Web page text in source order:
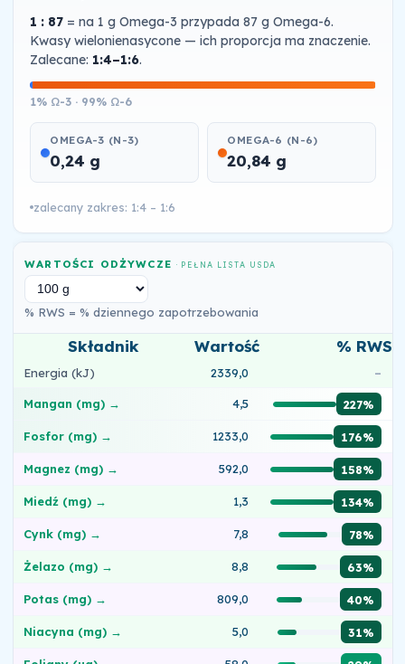
1 : 87= na 1 g Omega-3 przypada 87 g Omega-6.
Kwasy wielonienasycone — ich proporcja ma znaczenie.
Zalecane: 1:4–1:6.
1% Ω-3 · 99% Ω-6
OMEGA-3 (N-3)
0,24 g
OMEGA-6 (N-6)
20,84 g
zalecany zakres: 1:4 – 1:6
WARTOŚCI ODŻYWCZE· PEŁNA LISTA USDA
% RWS = % dziennego zapotrzebowania
Składnik Wartość % RWS
Energia (kJ) 2339,0 –
Mangan (mg) → 4,5 227%
Fosfor (mg) → 1233,0 176%
Magnez (mg) → 592,0 158%
Miedź (mg) → 1,3 134%
Cynk (mg) → 7,8 78%
Żelazo (mg) → 8,8 63%
Potas (mg) → 809,0 40%
Niacyna (mg) → 5,0 31%